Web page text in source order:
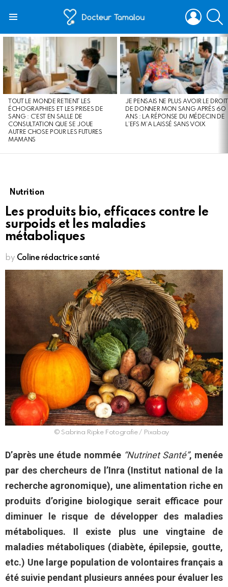
LOGIN
LATEST
STORIES
TOUT LE MONDE RETIENT LES
ÉCHOGRAPHIES ET LES PRISES DE
SANG : C’EST EN SALLE DE
CONSULTATION QUE SE JOUE
AUTRE CHOSE POUR LES FUTURES
MAMANS
JE PENSAIS NE PLUS AVOIR LE DROIT
DE DONNER MON SANG APRÈS 60
ANS : LA RÉPONSE DU MÉDECIN DE
L’EFS M’A LAISSÉ SANS VOIX
Nutrition
Les produits bio, efficaces contre le
surpoids et les maladies
métaboliques
by Coline rédactrice santé
© Sabrina Ripke Fotografie / Pixabay
D’après une étude nommée “Nutrinet Santé”, menée
par des chercheurs de l’Inra (Institut national de la
recherche agronomique), une alimentation riche en
produits d’origine biologique serait efficace pour
diminuer le risque de développer des maladies
métaboliques. Il existe plus une vingtaine de
maladies métaboliques (diabète, épilepsie, goutte,
etc.) Une large population de volontaires français a
été suivie pendant plusieurs années pour évaluer les